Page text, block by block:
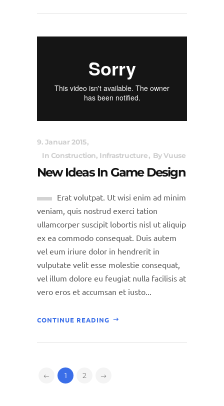
9. Januar 2015
In Construction, Infrastructure ByVuuse
New Ideas In Game Design
Erat volutpat. Ut wisi enim ad minim
veniam, quis nostrud exerci tation
ullamcorper suscipit lobortis nisl ut aliquip
ex ea commodo consequat. Duis autem
vel eum iriure dolor in hendrerit in
vulputate velit esse molestie consequat,
vel illum dolore eu feugiat nulla facilisis at
vero eros et accumsan et iusto...
CONTINUE READING
1 2